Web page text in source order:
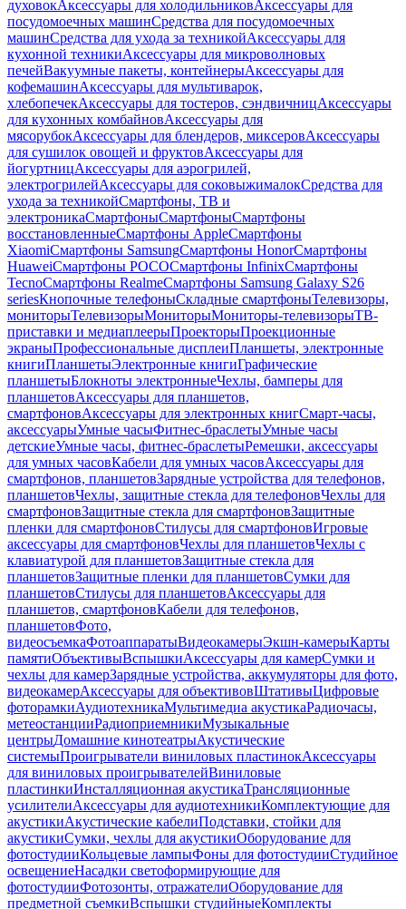
духовокАксессуары для холодильниковАксессуары для
посудомоечных машинСредства для посудомоечных
машинСредства для ухода за техникойАксессуары для
кухонной техникиАксессуары для микроволновых
печейВакуумные пакеты, контейнерыАксессуары для
кофемашинАксессуары для мультиварок,
хлебопечекАксессуары для тостеров, сэндвичницАксессуары
для кухонных комбайновАксессуары для
мясорубокАксессуары для блендеров, миксеровАксессуары
для сушилок овощей и фруктовАксессуары для
йогуртницАксессуары для аэрогрилей,
электрогрилейАксессуары для соковыжималокСредства для
ухода за техникойСмартфоны, ТВ и
электроникаСмартфоныСмартфоныСмартфоны
восстановленныеСмартфоны AppleСмартфоны
XiaomiСмартфоны SamsungСмартфоны HonorСмартфоны
HuaweiСмартфоны POCOСмартфоны InfinixСмартфоны
TecnoСмартфоны RealmeСмартфоны Samsung Galaxy S26
seriesКнопочные телефоныСкладные смартфоныТелевизоры,
мониторыТелевизорыМониторыМониторы-телевизорыТВ-
приставки и медиаплеерыПроекторыПроекционные
экраныПрофессиональные дисплеиПланшеты, электронные
книгиПланшетыЭлектронные книгиГрафические
планшетыБлокноты электронныеЧехлы, бамперы для
планшетовАксессуары для планшетов,
смартфоновАксессуары для электронных книгСмарт-часы,
аксессуарыУмные часыФитнес-браслетыУмные часы
детскиеУмные часы, фитнес-браслетыРемешки, аксессуары
для умных часовКабели для умных часовАксессуары для
смартфонов, планшетовЗарядные устройства для телефонов,
планшетовЧехлы, защитные стекла для телефоновЧехлы для
смартфоновЗащитные стекла для смартфоновЗащитные
пленки для смартфоновСтилусы для смартфоновИгровые
аксессуары для смартфоновЧехлы для планшетовЧехлы с
клавиатурой для планшетовЗащитные стекла для
планшетовЗащитные пленки для планшетовСумки для
планшетовСтилусы для планшетовАксессуары для
планшетов, смартфоновКабели для телефонов,
планшетовФото,
видеосъемкаФотоаппаратыВидеокамерыЭкшн-камерыКарты
памятиОбъективыВспышкиАксессуары для камерСумки и
чехлы для камерЗарядные устройства, аккумуляторы для фото,
видеокамерАксессуары для объективовШтативыЦифровые
фоторамкиАудиотехникаМультимедиа акустикаРадиочасы,
метеостанцииРадиоприемникиМузыкальные
центрыДомашние кинотеатрыАкустические
системыПроигрыватели виниловых пластинокАксессуары
для виниловых проигрывателейВиниловые
пластинкиИнсталляционная акустикаТрансляционные
усилителиАксессуары для аудиотехникиКомплектующие для
акустикиАкустические кабелиПодставки, стойки для
акустикиСумки, чехлы для акустикиОборудование для
фотостудииКольцевые лампыФоны для фотостудииСтудийное
освещениеНасадки светоформирующие для
фотостудииФотозонты, отражателиОборудование для
предметной съемкиВспышки студийныеКомплекты